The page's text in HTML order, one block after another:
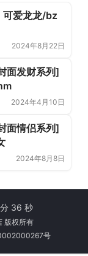
可爱龙龙/bz
2024年8月22日
面发财系列]
2024年4月10日
面情侣系列]
2024年8月8日
36 秒
版权所有
号